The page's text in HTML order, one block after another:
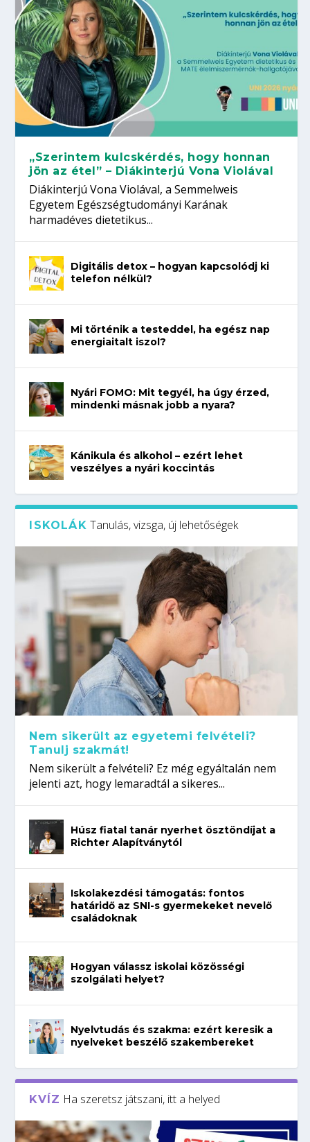
„Szerintem kulcskérdés, hogy honnan
jön az étel” – Diákinterjú Vona Violával
Diákinterjú Vona Violával, a Semmelweis
Egyetem Egészségtudományi Karának
harmadéves dietetikus...
Digitális detox – hogyan kapcsolódj ki
telefon nélkül?
Mi történik a testeddel, ha egész nap
energiaitalt iszol?
Nyári FOMO: Mit tegyél, ha úgy érzed,
mindenki másnak jobb a nyara?
Kánikula és alkohol – ezért lehet
veszélyes a nyári koccintás
ISKOLÁK Tanulás, vizsga, új lehetőségek
Nem sikerült az egyetemi felvételi?
Tanulj szakmát!
Nem sikerült a felvételi? Ez még egyáltalán nem
jelenti azt, hogy lemaradtál a sikeres...
Húsz fiatal tanár nyerhet ösztöndíjat a
Richter Alapítványtól
Iskolakezdési támogatás: fontos
határidő az SNI-s gyermekeket nevelő
családoknak
Hogyan válassz iskolai közösségi
szolgálati helyet?
Nyelvtudás és szakma: ezért keresik a
nyelveket beszélő szakembereket
KVÍZ Ha szeretsz játszani, itt a helyed